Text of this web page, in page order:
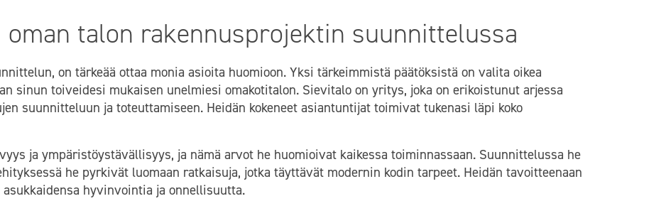
talon rakennusprojektin suunnittelussa
on tärkeää ottaa monia asioita huomioon. Yksi tärkeimmistä päätöksistä on valita oikea
sinun toiveidesi mukaisen unelmiesi omakotitalon. Sievitalo on yritys, joka on erikoistunut arjessa
suunnitteluun ja toteuttamiseen. Heidän kokeneet asiantuntijat toimivat tukenasi läpi koko
ja ympäristöystävällisyys, ja nämä arvot he huomioivat kaikessa toiminnassaan. Suunnittelussa he
he pyrkivät luomaan ratkaisuja, jotka täyttävät modernin kodin tarpeet. Heidän tavoitteenaan
hyvinvointia ja onnellisuutta.